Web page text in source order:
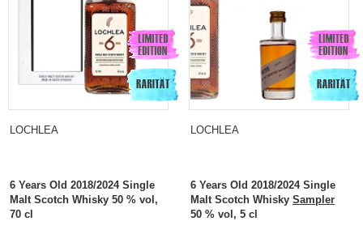
LOCHLEA
6 Years Old 2018/2024 Single
Malt Scotch Whisky 50 % vol,
70 cl
LOCHLEA
6 Years Old 2018/2024 Single
Malt Scotch Whisky Sampler
50 % vol, 5 cl